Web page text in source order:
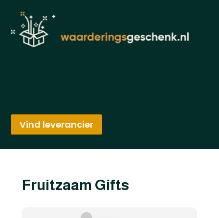
Vind leverancier
Fruitzaam Gifts